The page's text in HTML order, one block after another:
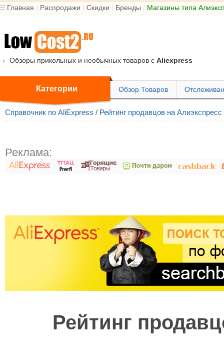
Главная | Распродажи | Скидки | Бренды | Магазины типа
Обзоры прикольных и необычных товаров с Aliexpress
Категории Обзор Товаров
Справочник по AliExpress / Рейтинг продавцов на Алиэкспресс
Реклама:
Рейтинг